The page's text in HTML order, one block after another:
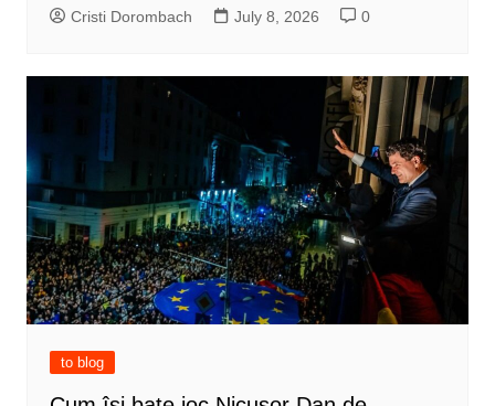
Cristi Dorombach July 8, 2026 0
to blog